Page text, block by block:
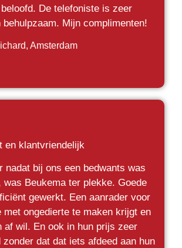
De telefoniste is zeer
Mijn complimenten!
, Amsterdam
en klantvriendelijk
nadat bij ons een bedwants was
was Beukema ter plekke. Goede
gewerkt. Een aanrader voor
met ongedierte te maken krijgt en
af wil. En ook in hun prijs zeer
dat dat iets afdeed aan hun